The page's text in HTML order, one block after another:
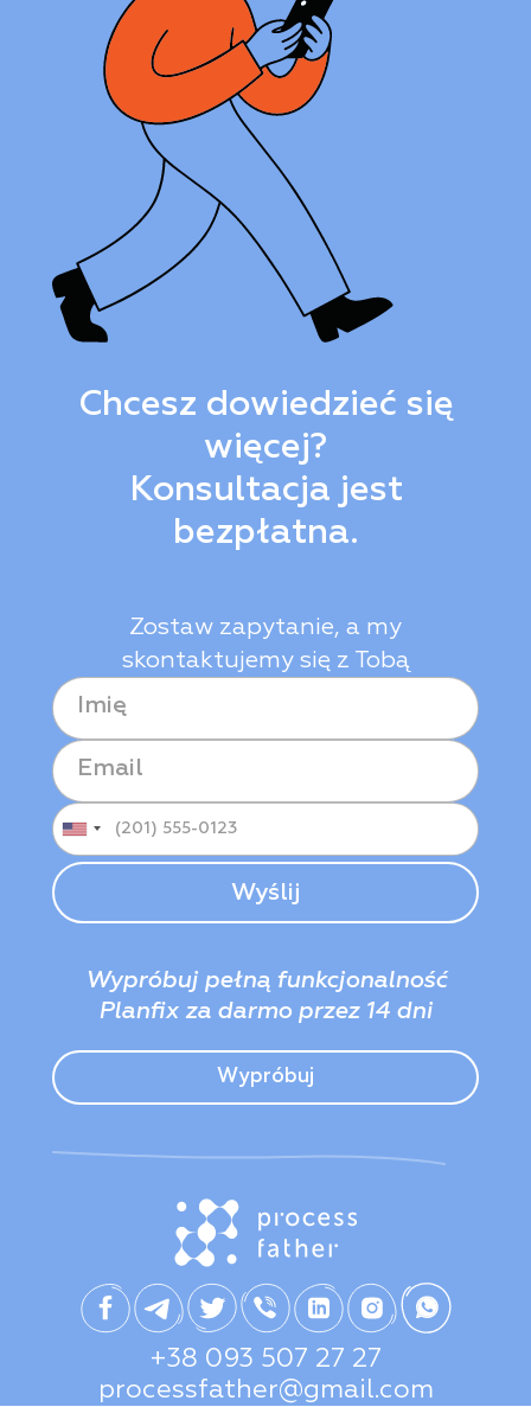
Chcesz dowiedzieć się
więcej?
Konsultacja jest
bezpłatna.
Zostaw zapytanie, a my
skontaktujemy się z Tobą
Wypróbuj pełną funkcjonalność
Planfix za darmo przez 14 dni
Wypróbuj
+38 093 507 27 27
processfather@gmail.com